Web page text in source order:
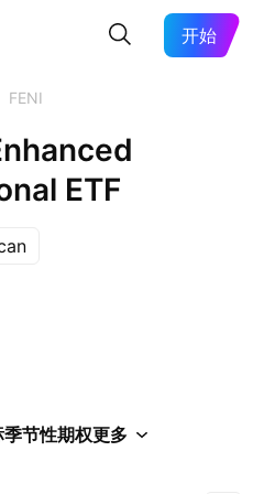
开始
FENI
ETF
季节性期权更多